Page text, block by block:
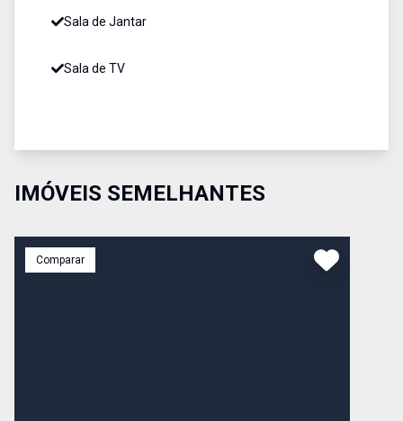
Sala de Jantar
Sala de TV
IMÓVEIS SEMELHANTES
Comparar